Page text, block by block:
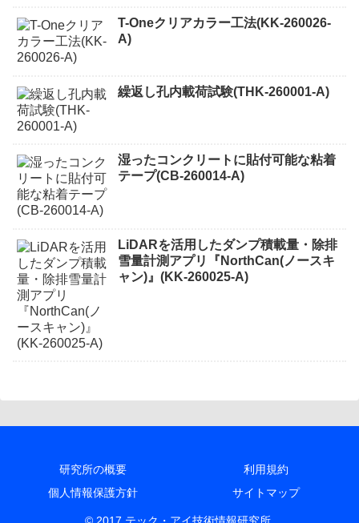
T-Oneクリアカラー工法(KK-260026-
A)
繰返し孔内載荷試験(THK-260001-A)
湿ったコンクリートに貼付可能な粘着
テープ(CB-260014-A)
LiDARを活用したダンプ積載量・除排
雪量計測アプリ『NorthCan(ノースキ
ャン)』(KK-260025-A)
研究所の概要
利用規約
個人情報保護方針
サイトマップ